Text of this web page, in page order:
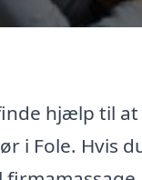
hjælp til
i Fole. Hvis